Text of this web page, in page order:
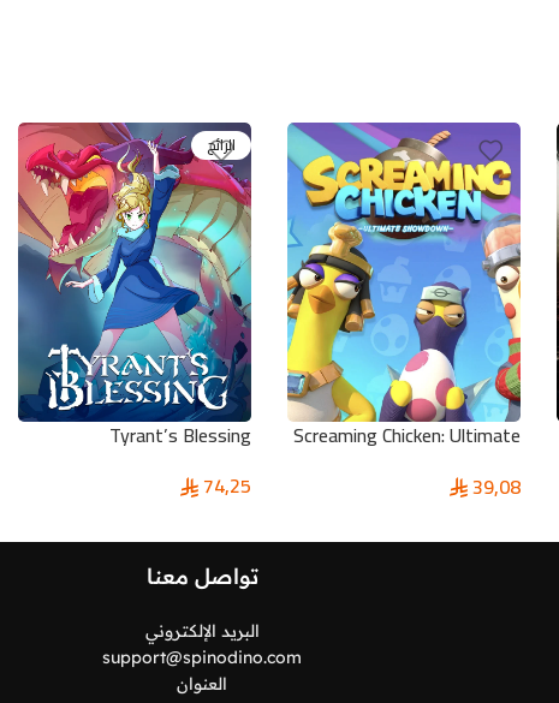
Screaming Chicken: Ultimate
39,08
الرائج
Tyrant’s Blessing
74,25
تواصل معنا
البريد الإلكتروني
support@spinodino.com
العنوان